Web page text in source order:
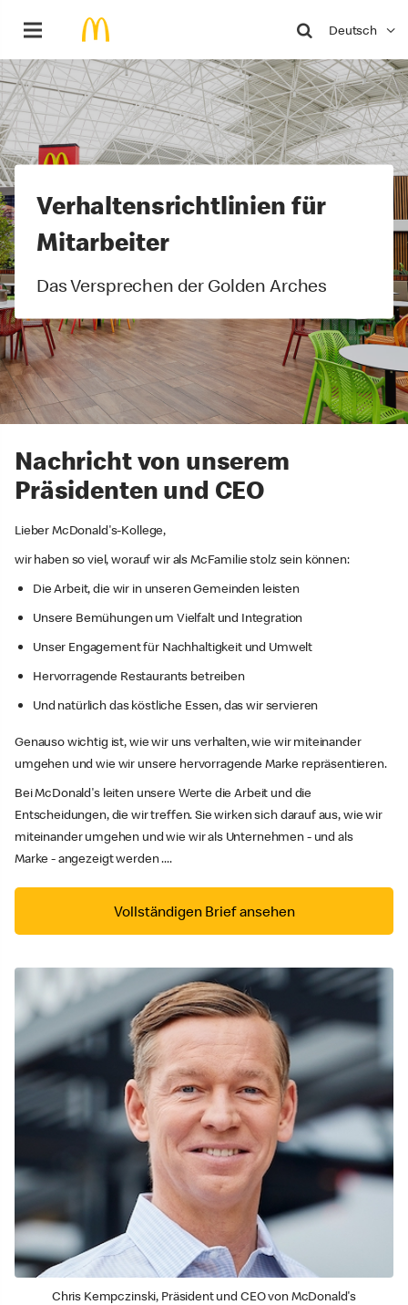
Suche
Deutsch
Verhaltensrichtlinien für
Mitarbeiter
Das Versprechen der Golden Arches
Video
Player
Nachricht von unserem
Präsidenten und CEO
Lieber McDonald's-Kollege,
wir haben so viel, worauf wir als McFamilie stolz sein können:
Die Arbeit, die wir in unseren Gemeinden leisten
Unsere Bemühungen um Vielfalt und Integration
Unser Engagement für Nachhaltigkeit und Umwelt
Hervorragende Restaurants betreiben
Und natürlich das köstliche Essen, das wir servieren
Genauso wichtig ist, wie wir uns verhalten, wie wir miteinander
umgehen und wie wir unsere hervorragende Marke repräsentieren.
Bei McDonald's leiten unsere Werte die Arbeit und die
Entscheidungen, die wir treffen. Sie wirken sich darauf aus, wie wir
miteinander umgehen und wie wir als Unternehmen - und als
Marke - angezeigt werden ....
Vollständigen Brief ansehen
Chris Kempczinski, Präsident und CEO von McDonald's